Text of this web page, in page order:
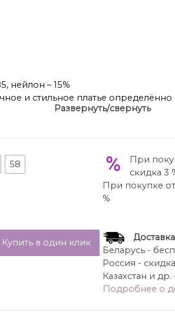
нейлон – 15%
и стильное платье
«о»-образного силуэта.
аппликация в виде цветка с
у горловины. Рукав длиной
карманы.
времени стиль этой
его разнообразными
и актуальные модные тенденции.
Развернуть/свернуть
58
Купить в один клик
При
скидка 3
При покупке
%
Доставка
Беларусь -
Россия -
Казахстан и
Подробнее о